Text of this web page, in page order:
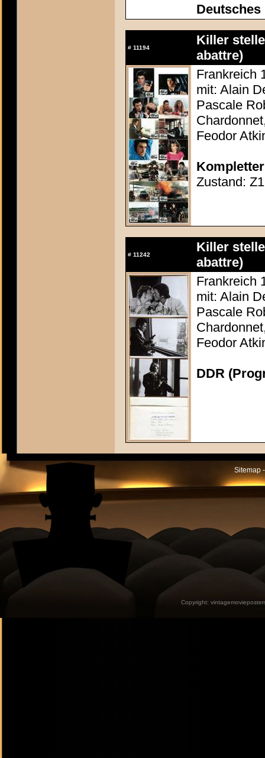
# 11194
Killer
abattre)
Frankreich
mit: Alain
Pascale
Feodor
Zustand: Z1
# 11242
Killer
abattre)
Frankreich
mit: Alain
Pascale
Feodor
DDR
Sitemap
Copyright: